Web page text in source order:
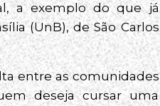
a exemplo do que já
(UnB), de São Carlos
entre as comunidades
deseja cursar uma